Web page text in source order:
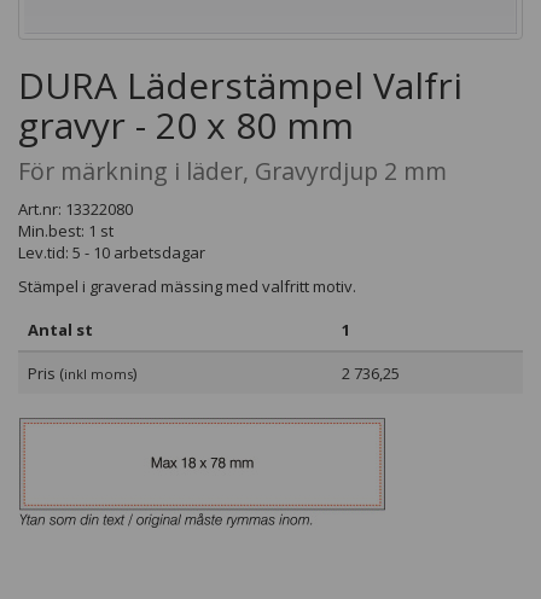
DURA Läderstämpel Valfri
gravyr - 20 x 80 mm
För märkning i läder, Gravyrdjup 2 mm
Art.nr: 13322080
Min.best: 1 st
Lev.tid: 5 - 10 arbetsdagar
Stämpel i graverad mässing med valfritt motiv.
Antal st
1
Pris (inkl moms) 2 736,25